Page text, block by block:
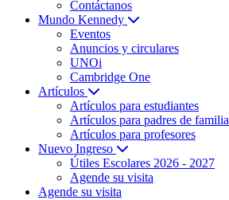
Contáctanos
Mundo Kennedy
Eventos
Anuncios y circulares
UNOi
Cambridge One
Artículos
Artículos para estudiantes
Artículos para padres de familia
Artículos para profesores
Nuevo Ingreso
Útiles Escolares 2026 - 2027
Agende su visita
Agende su visita